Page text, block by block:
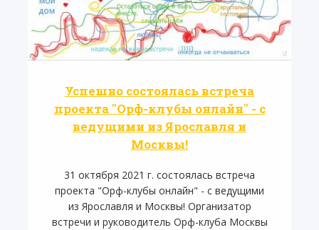
Успешно состоялась встреча
проекта "Орф-клубы онлайн" - с
ведущими из Ярославля и
Москвы!
31 октября 2021 г. состоялась встреча
проекта "Орф-клубы онлайн" - с ведущими
из Ярославля и Москвы! Организатор
встречи и руководитель Орф-клуба Москвы